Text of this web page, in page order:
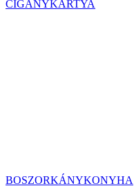
CIGÁNYKÁRTYA
BOSZORKÁNYKONYHA